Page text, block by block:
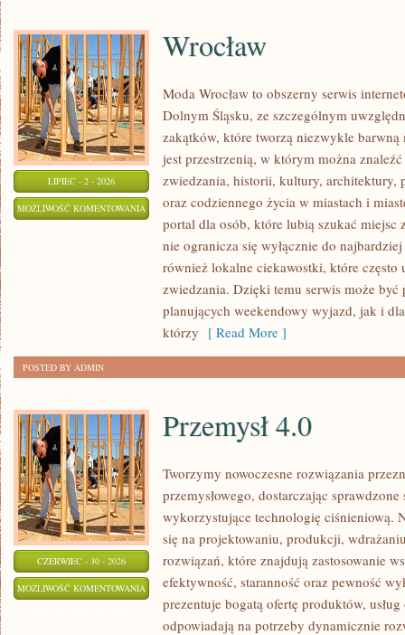
LIPIEC - 2 - 2026
MOŻLIWOŚĆ KOMENTOWANIA WROCŁAW
Wrocław
Moda Wrocław to obszerny serwis
Dolnym Śląsku, ze szczególnym
zakątków, które tworzą niezwykle barwną
jest przestrzenią, w którym można
zwiedzania, historii, kultury, architektury,
oraz codziennego życia w miastach i
portal dla osób, które lubią szukać miejsc
nie ogranicza się wyłącznie do
również lokalne ciekawostki, które często
zwiedzania. Dzięki temu serwis może
planujących weekendowy wyjazd, jak i
którzy [ Read More ]
POSTED BY ADMIN
CZERWIEC - 30 - 2026
MOŻLIWOŚĆ KOMENTOWANIA PRZEMYSŁ
Przemysł 4.0
Tworzymy nowoczesne rozwiązania
przemysłowego, dostarczając
wykorzystujące technologię ciśnieniową.
się na projektowaniu, produkcji,
rozwiązań, które znajdują zastosowanie
efektywność, staranność oraz pewność
prezentuje bogatą ofertę produktów,
odpowiadają na potrzeby dynamicznie